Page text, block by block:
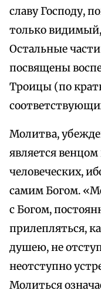
славу Господу,
только
Остальные
посвящены
Троицы (по
Молитва,
является венцом
человеческих,
самим Богом.
с Богом,
прилепляться,
душею, не
неотступно
Молиться